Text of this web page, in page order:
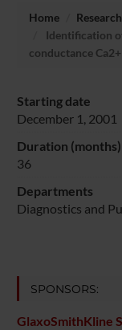
Home Research
Identification
conductance
Starting date
December 1, 2001
Duration (months)
36
Departments
Diagnostics and
SPONSORS:
GlaxoSmithKline